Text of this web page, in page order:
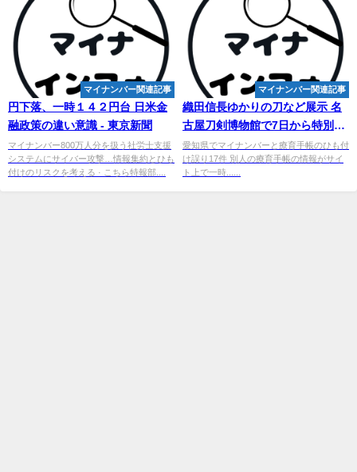
マイナンバー関連記事
円下落、一時１４２円台 日米金
融政策の違い意識 - 東京新聞
マイナンバー800万人分を扱う社労士支援
システムにサイバー攻撃…情報集約とひも
付けのリスクを考える · こちら特報部....
マイナンバー関連記事
織田信長ゆかりの刀など展示 名
古屋刀剣博物館で7日から特別展
- 名古屋テレビ【メ～テレ】
愛知県でマイナンバーと療育手帳のひも付
け誤り17件 別人の療育手帳の情報がサイ
ト上で一時......